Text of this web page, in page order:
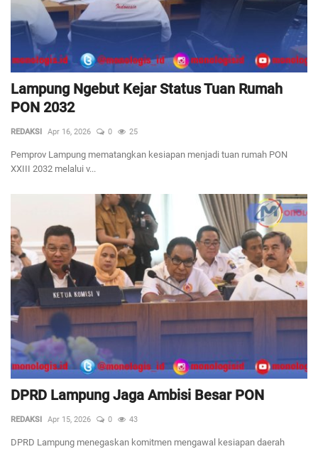
Lampung Ngebut Kejar Status Tuan Rumah
PON 2032
REDAKSI Apr 16, 2026 0 25
Pemprov Lampung mematangkan kesiapan menjadi tuan rumah PON
XXIII 2032 melalui v...
DPRD Lampung Jaga Ambisi Besar PON
REDAKSI Apr 15, 2026 0 43
DPRD Lampung menegaskan komitmen mengawal kesiapan daerah